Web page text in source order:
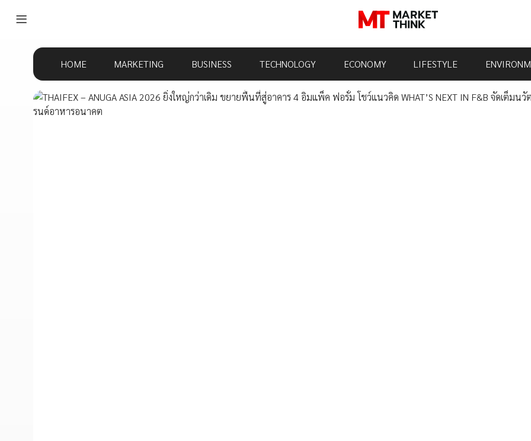
HOME MARKETING BUSINESS TECHNOLOGY ECONOMY LIFESTYLE